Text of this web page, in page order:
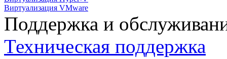
Виртуализация VMware
Поддержка и
Техническая поддержка